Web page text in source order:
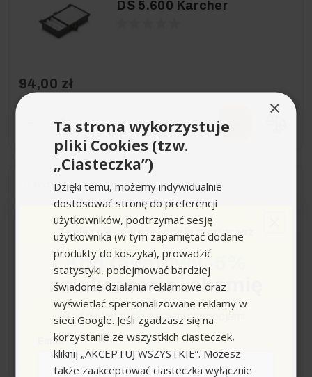
DS 5.600 Karcher
94,00 zł
+
Wysyłka do 24h
Ssawka do prania
tapicerki Karcher do SE 4,
5, 6
99,00 zł
+
×
Ta strona wykorzystuje
pliki Cookies (tzw.
„Ciasteczka”)
Dzięki temu, możemy indywidualnie
dostosować stronę do preferencji
użytkowników, podtrzymać sesję
użytkownika (w tym zapamiętać dodane
produkty do koszyka), prowadzić
statystyki, podejmować bardziej
świadome działania reklamowe oraz
wyświetlać spersonalizowane reklamy w
sieci Google. Jeśli zgadzasz się na
korzystanie ze wszystkich ciasteczek,
kliknij „AKCEPTUJ WSZYSTKIE”. Możesz
także zaakceptować ciasteczka wyłącznie
Zapisz się, a w prezencie otrzymasz
Kod rabatowy -5%
na akcesoria i chemię
Kod nie łączy się z innymi promocjami.
Email